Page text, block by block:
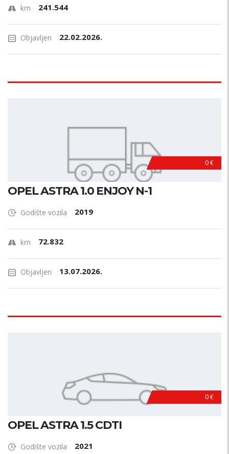
km 241.544
Objavljen 22.02.2026.
0 €
OPEL ASTRA 1.0 ENJOY N-1
Godište vozila 2019
km 72.832
Objavljen 13.07.2026.
0 €
OPEL ASTRA 1.5 CDTI
Godište vozila 2021